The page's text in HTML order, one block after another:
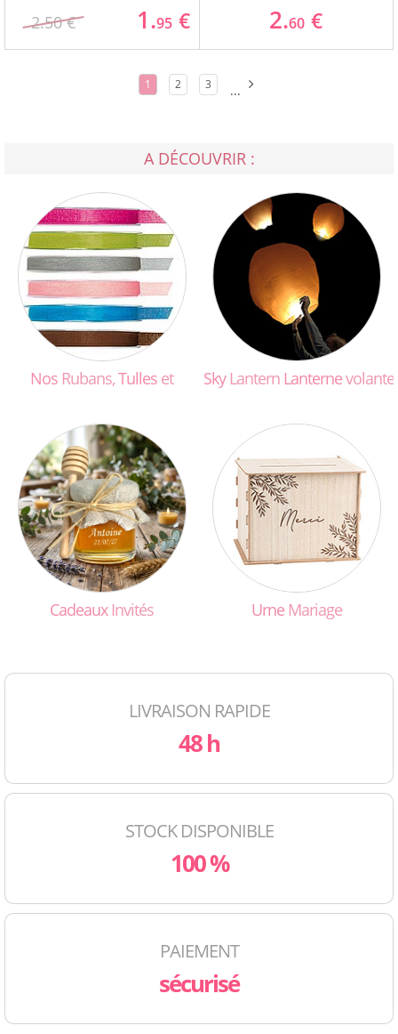
2.50 € 1.95 € 2.60 €
1 2 3 ...
A DÉCOUVRIR :
Nos Rubans,Tulles et SkyLantern Lanternevolante
CadeauxInvités Urne Mariage
LIVRAISON RAPIDE
48 h
STOCK DISPONIBLE
100 %
PAIEMENT
sécurisé